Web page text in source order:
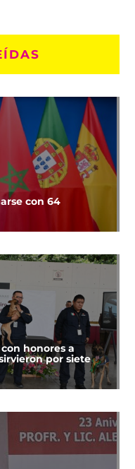
con 64
honores a
por siete